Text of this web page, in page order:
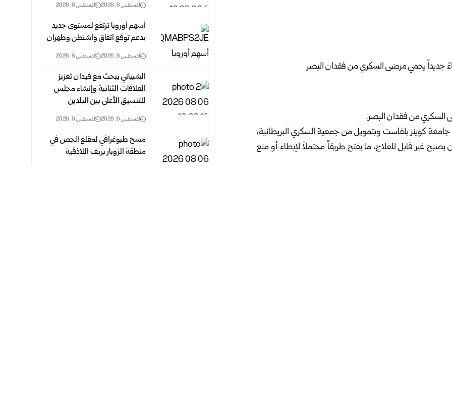
السكري من فقدان البصر.
كوينز بلفاست وبتمويل من جمعية السكري البريطانية،
غير قابل للعلاج، ما يفتح طريقاً محتملاً لإبطاء أو منع
أغسطس 6, 2026 أغسطس 6, 2026
أسهم أوروبا ترتفع لمستوى جديد
بدعم توقع اتفاق واشنطن وطهران
أغسطس 6, 2026 أغسطس 6, 2026
الشيباني يبحث مع فيدان تعزيز
العلاقات الثنائية وإنشاء مجلس
للتنسيق الأعلى بين البلدين
أغسطس 6, 2026 أغسطس 6, 2026
مسح طبوغرافي لمقلع الجص في
منطقة الزوبار بريف اللاذقية